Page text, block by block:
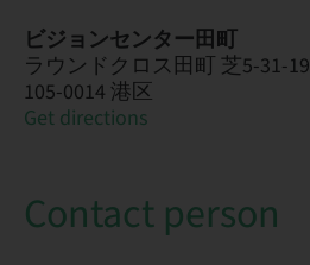
ビジョンセンター田町
ラウンドクロス田町 芝5-31-19
105-0014 港区
Get directions
Contact person